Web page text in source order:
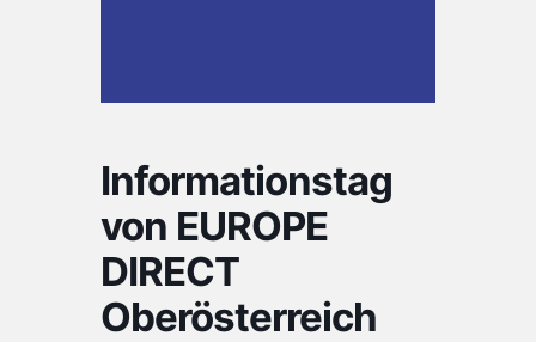
Informationstag
von EUROPE
DIRECT
Oberösterreich